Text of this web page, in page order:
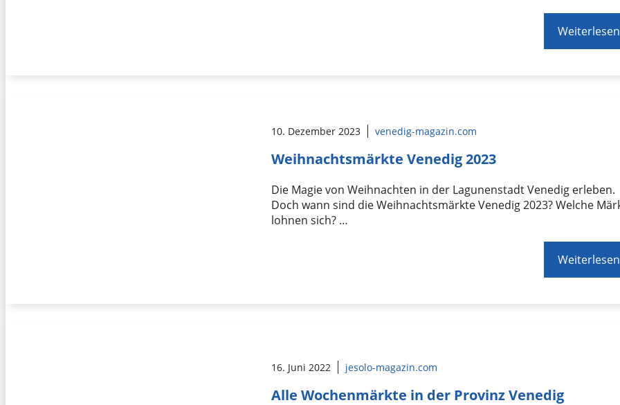
Weiterlesen
10. Dezember 2023 venedig-magazin.com
Weihnachtsmärkte Venedig 2023
Die Magie von Weihnachten in der Lagunenstadt Venedig erleben.
Doch wann sind die Weihnachtsmärkte Venedig 2023? Welche
lohnen sich? …
Weiterlesen
16. Juni 2022 jesolo-magazin.com
Alle Wochenmärkte in der Provinz Venedig